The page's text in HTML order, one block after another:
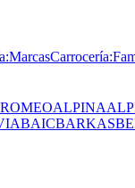
ALPINA
BAICBARKAS